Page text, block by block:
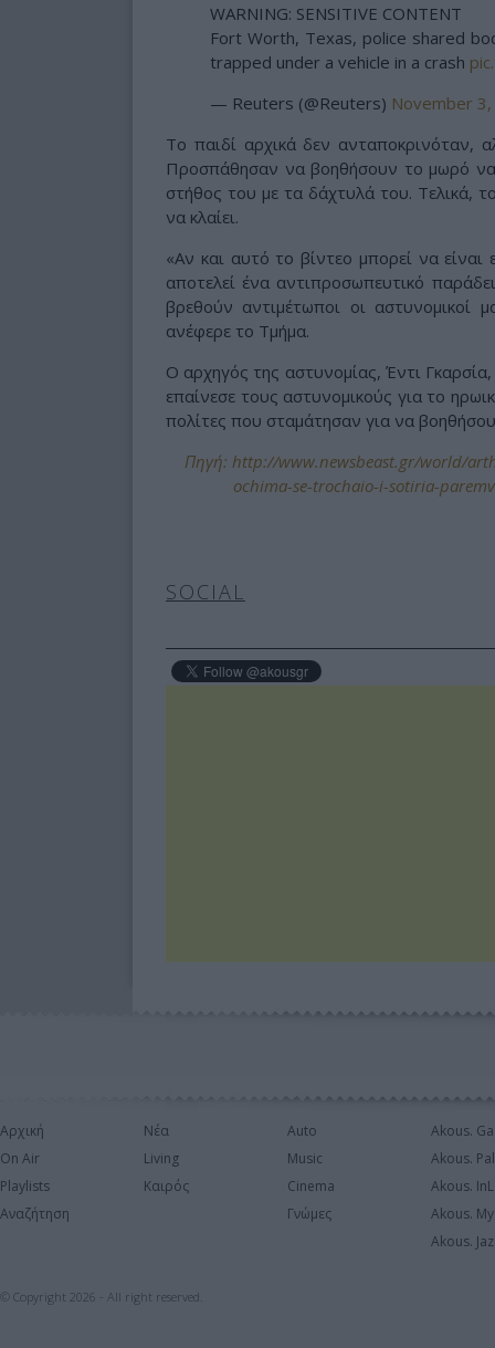
WARNING: SENSITIVE CONTENT
Fort Worth, Texas, police shared
trapped under a vehicle in a crash
— Reuters (@Reuters) November
Το παιδί αρχικά δεν ανταποκρινόταν,
Προσπάθησαν να βοηθήσουν το μωρό να
στήθος του με τα δάχτυλά του. Τελικά,
να κλαίει.
«Αν και αυτό το βίντεο μπορεί να είναι
αποτελεί ένα αντιπροσωπευτικό
βρεθούν αντιμέτωποι οι αστυνομικοί
ανέφερε το Τμήμα.
Ο αρχηγός της αστυνομίας, Έντι
επαίνεσε τους αστυνομικούς για το
πολίτες που σταμάτησαν για να
Πηγή: http://www.newsbeast.gr/world/
ochima-se-trochaio-i-sotiria-
SOCIAL
Αρχική
On Air
Playlists
Αναζήτηση
Νέα
Living
Καιρός
Auto
Music
Cinema
Γνώμες
Akous.
Akous.
Akous.
Akous.
Akous.
© Copyright 2026 - All right reserved.